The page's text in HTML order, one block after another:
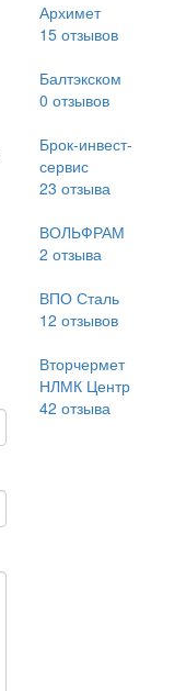
Архимет
15отзывов
Балтэкском
0 отзывов
Брок-инвест-
сервис
23 отзыва
ВОЛЬФРАМ
2 отзыва
ВПО Сталь
12 отзывов
Вторчермет
НЛМК Центр
42 отзыва